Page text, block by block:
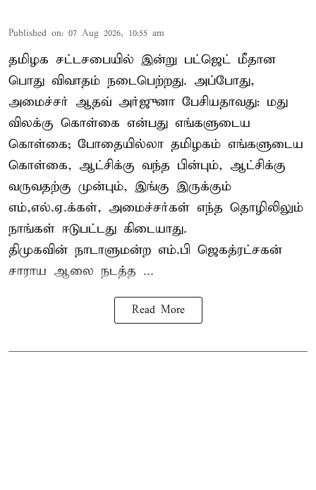
Published on: 07 Aug 2026, 10:55 am
தமிழக சட்டசபையில் இன்று பட்ஜெட் மீதான
பொது விவாதம் நடைபெற்றது. அப்போது,
அமைச்சர் ஆதவ் அர்ஜுனா பேசியதாவது: மது
விலக்கு கொள்கை என்பது எங்களுடைய
கொள்கை; போதையில்லா தமிழகம் எங்களுடைய
கொள்கை, ஆட்சிக்கு வந்த பின்பும், ஆட்சிக்கு
வருவதற்கு முன்பும், இங்கு இருக்கும்
எம்,எல்.ஏ.க்கள், அமைச்சர்கள் எந்த தொழிலிலும்
நாங்கள் ஈடுபட்டது கிடையாது.
திமுகவின் நாடாளுமன்ற எம்.பி ஜெகத்ரட்சகன்
சாராய ஆலை நடத்த ...
Read More